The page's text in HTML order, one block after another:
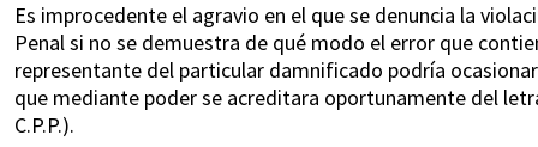
Es improcedente el agravio en el que se denuncia la
Penal si no se demuestra de qué modo el error que
representante del particular damnificado podría
que mediante poder se acreditara oportunamente del
C.P.P.).